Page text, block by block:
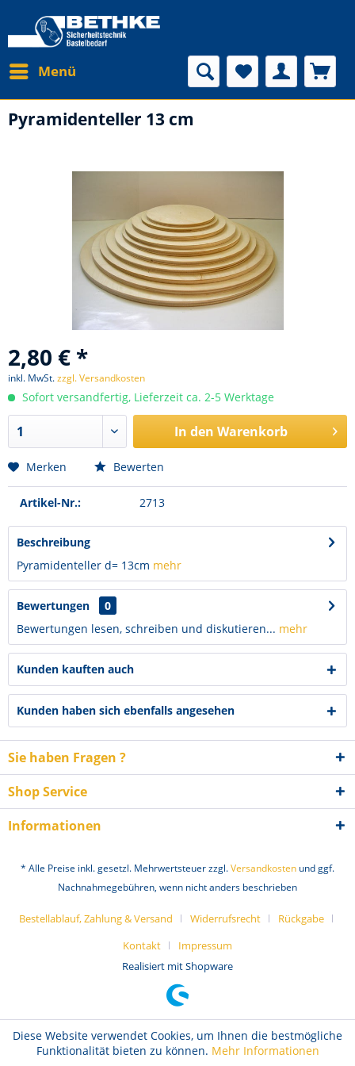
Menü
Pyramidenteller 13 cm
2,80 € *
inkl. MwSt.zzgl. Versandkosten
Sofort versandfertig, Lieferzeit ca. 2-5 Werktage
In den Warenkorb
Merken Bewerten
Artikel-Nr.: 2713
Beschreibung
Pyramidenteller d= 13cm mehr
Bewertungen
0
Bewertungen lesen, schreiben und diskutieren... mehr
Kunden kauften auch
Kunden haben sich ebenfalls angesehen
Sie haben Fragen ?
Shop Service
Informationen
* Alle Preise inkl. gesetzl. Mehrwertsteuer zzgl.Versandkosten und ggf.
Nachnahmegebühren, wenn nicht anders beschrieben
Bestellablauf, Zahlung & Versand Widerrufsrecht
Rückgabe
Kontakt
Impressum
Realisiert mit Shopware
Diese Website verwendet Cookies, um Ihnen die bestmögliche
Funktionalität bieten zu können. Mehr Informationen